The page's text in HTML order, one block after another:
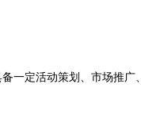
一定活动策划、市场推广、